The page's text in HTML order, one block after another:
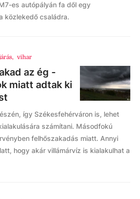
es autópályán fa dől egy
közlekedő családra.
, vihar
az ég -
miatt adtak ki
így Székesfehérváron is, lehet
számítani. Másodfokú
felhőszakadás miatt. Annyi
hogy akár villámárvíz is kialakulhat a